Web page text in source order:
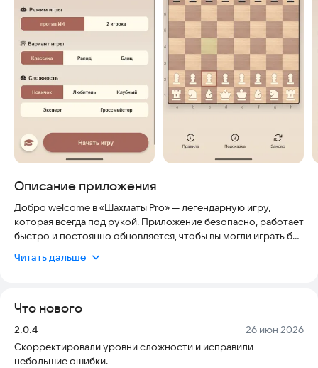
Описание приложения
Добро welcome в «Шахматы Pro» — легендарную игру,
которая всегда под рукой. Приложение безопасно, работает
быстро и постоянно обновляется, чтобы вы могли играть без
стать гроссмейстером? Наше решение создано именно для
Погрузитесь в мир тактики и стратегии с тысячами
базе Stockfish станет вашим достойным соперником и
поможет найти лучшие ходы.
Читать дальше
Что нового
Версия:
2.0.4 Дата:
26 июн 2026
Скорректировали уровни сложности и исправили
небольшие ошибки.